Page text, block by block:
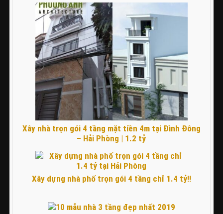
Xây nhà trọn gói 4 tầng mặt tiền 4m tại Đình Đông
– Hải Phòng | 1.2 tỷ
Xây dựng nhà phố trọn gói 4 tầng chỉ 1.4 tỷ!!